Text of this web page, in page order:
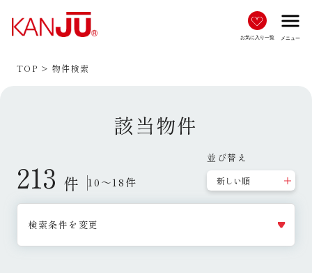
お気に入り一覧
menu
メニュー
TOP 物件検索
該当物件
213 件 10～18件
並び替え
検索条件を変更